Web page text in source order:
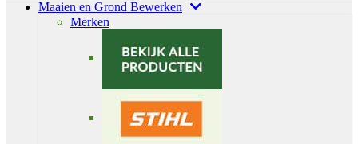
Maaien en Grond Bewerken
Merken